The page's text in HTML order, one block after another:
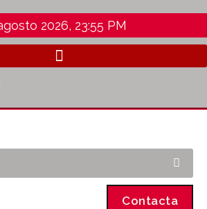
2026, 23:55 PM
Contacta